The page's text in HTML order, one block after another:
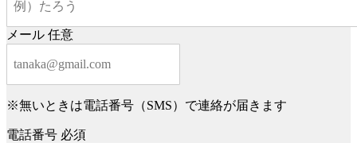
メール 任意
※無いときは電話番号（SMS）で連絡が届きます
電話番号 必須